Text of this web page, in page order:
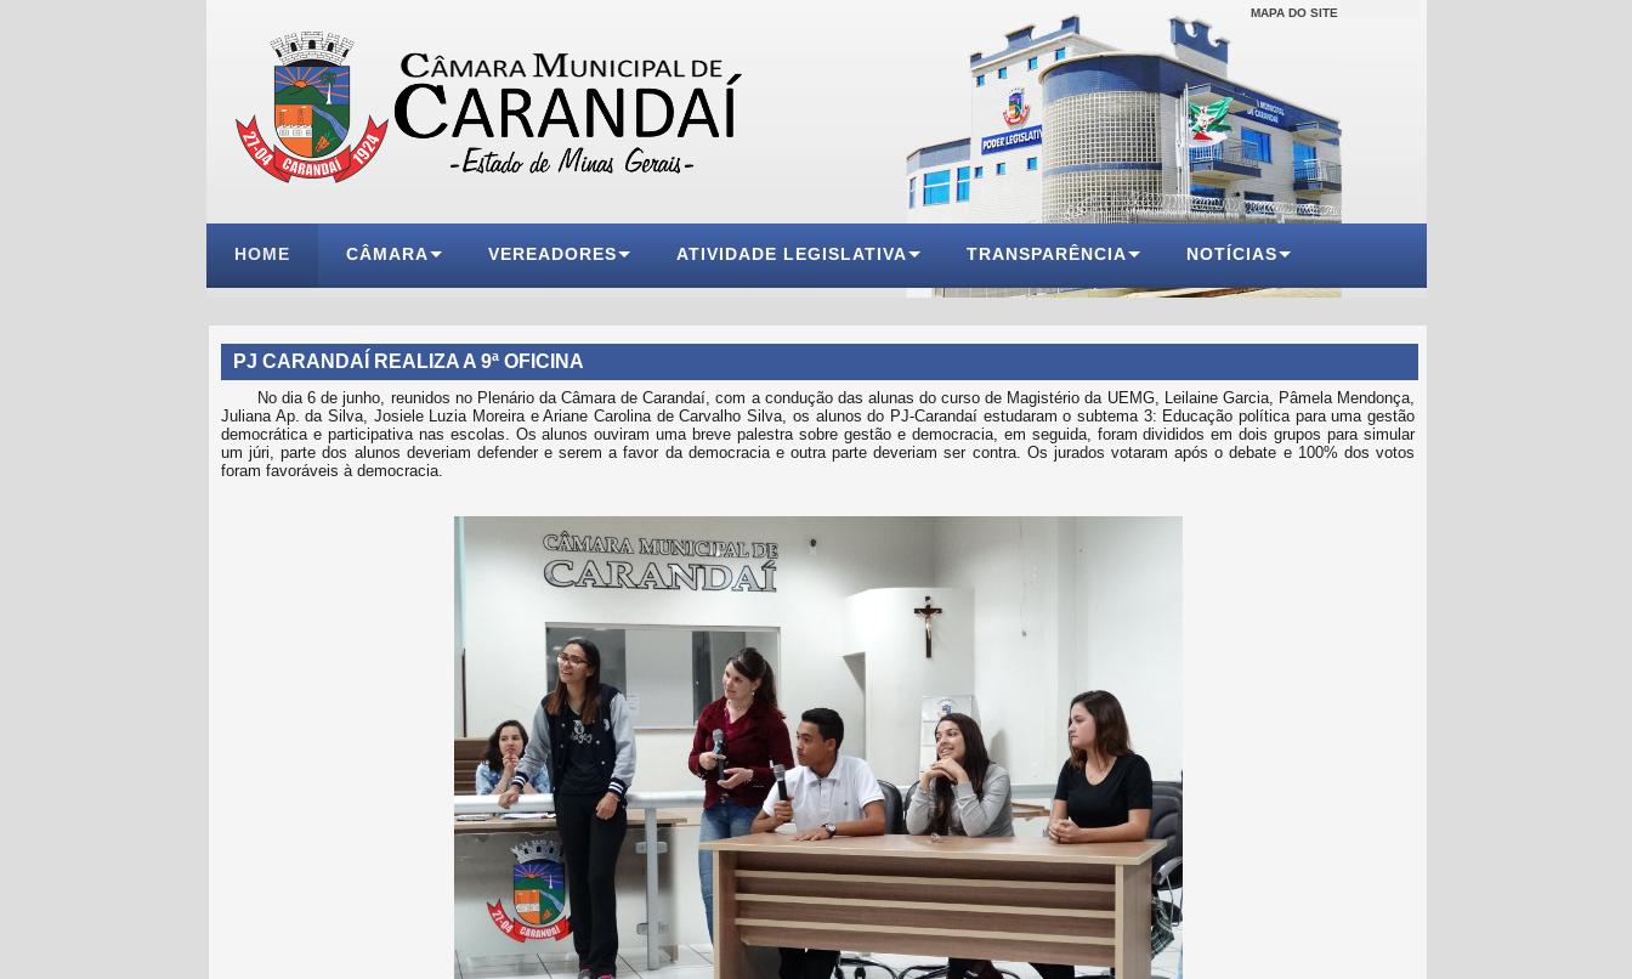
MAPA DO SITE
HOME CÂMARA VEREADORES ATIVIDADE LEGISLATIVA TRANSPARÊNCIA NOTÍCIAS
PJ CARANDAÍ REALIZA A 9ª OFICINA
No dia 6 de junho, reunidos no Plenário da Câmara de Carandaí, com a condução das alunas do curso de Magistério da UEMG, Leilaine Garcia, Pâmela Mendonça,
Juliana Ap. da Silva, Josiele Luzia Moreira e Ariane Carolina de Carvalho Silva, os alunos do PJ-Carandaí estudaram o subtema 3: Educação política para uma gestão
democrática e participativa nas escolas. Os alunos ouviram uma breve palestra sobre gestão e democracia, em seguida, foram divididos em dois grupos para simular
um júri, parte dos alunos deveriam defender e serem a favor da democracia e outra parte deveriam ser contra. Os jurados votaram após o debate e 100% dos votos
foram favoráveis à democracia.